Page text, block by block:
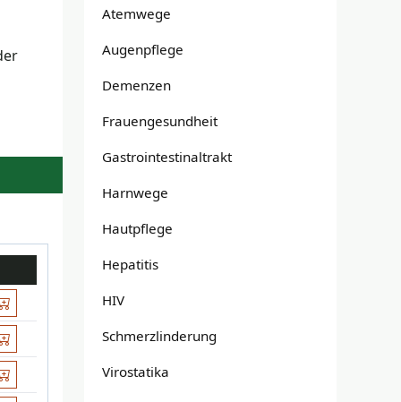
Atemwege
Augenpflege
Demenzen
Frauengesundheit
Gastrointestinaltrakt
Harnwege
Hautpflege
Hepatitis
HIV
Schmerzlinderung
Virostatika